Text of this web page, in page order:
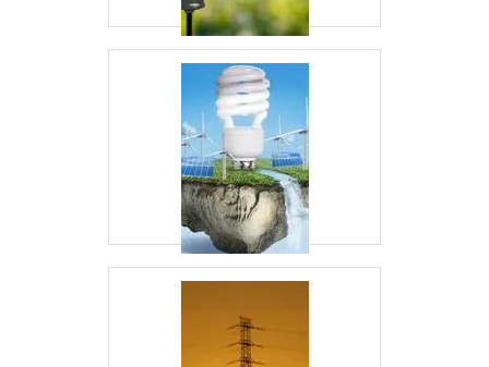
inovadores e personalizados para otimizar o
equipe de especialistas e tecnologias de ponta, a
Energia24Horas está comprometida em ajudar
empresas a alcançar eficiência e sustentabilidade.
Visite nosso site para saber mais sobre nossas
Energia24Horas.
EMPRESAS DE ENERGIA DO